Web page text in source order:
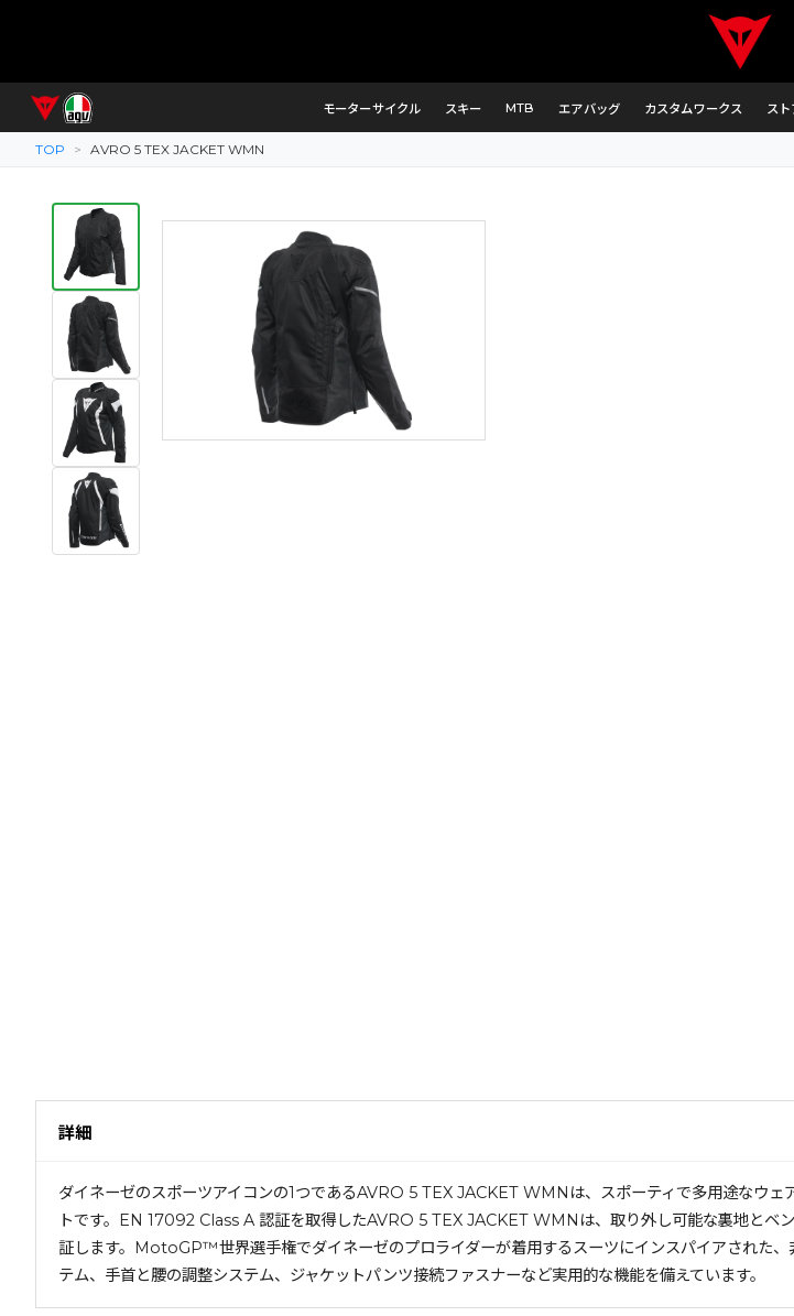
モーターサイクル スキー MTB エアバッグ カスタムワークス スト
TOP > AVRO 5 TEX JACKET WMN
詳細
ダイネーゼのスポーツアイコンの1つであるAVRO 5 TEX JACKET WMNは、スポーティで多用途なウェ
トです。EN 17092 Class A 認証を取得したAVRO 5 TEX JACKET WMNは、取り外し可能な裏地とベ
証します。MotoGP™世界選手権でダイネーゼのプロライダーが着用するスーツにインスパイアされた
テム、手首と腰の調整システム、ジャケットパンツ接続ファスナーなど実用的な機能を備えています。